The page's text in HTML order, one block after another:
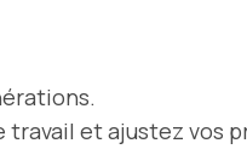
travail et ajustez vos